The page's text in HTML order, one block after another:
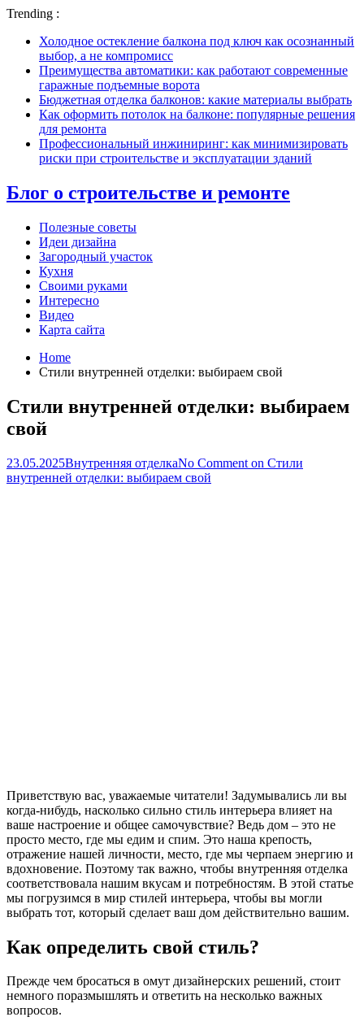
Trending :
Холодное остекление балкона под ключ как осознанный
выбор, а не компромисс
Преимущества автоматики: как работают современные
гаражные подъемные ворота
Бюджетная отделка балконов: какие материалы выбрать
Как оформить потолок на балконе: популярные решения
для ремонта
Профессиональный инжиниринг: как минимизировать
риски при строительстве и эксплуатации зданий
Блог о строительстве и ремонте
Полезные советы
Идеи дизайна
Загородный участок
Кухня
Своими руками
Интересно
Видео
Карта сайта
Home
Стили внутренней отделки: выбираем свой
Стили внутренней отделки: выбираем
свой
23.05.2025Внутренняя отделкаNo Comment on Стили
внутренней отделки: выбираем свой
Приветствую вас, уважаемые читатели! Задумывались ли вы
когда-нибудь, насколько сильно стиль интерьера влияет на
ваше настроение и общее самочувствие? Ведь дом – это не
просто место, где мы едим и спим. Это наша крепость,
отражение нашей личности, место, где мы черпаем энергию и
вдохновение. Поэтому так важно, чтобы внутренняя отделка
соответствовала нашим вкусам и потребностям. В этой статье
мы погрузимся в мир стилей интерьера, чтобы вы могли
выбрать тот, который сделает ваш дом действительно вашим.
Как определить свой стиль?
Прежде чем бросаться в омут дизайнерских решений, стоит
немного поразмышлять и ответить на несколько важных
вопросов.